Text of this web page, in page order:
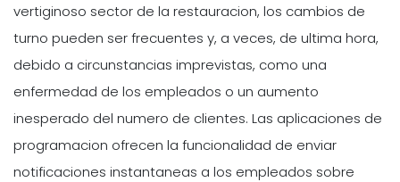
vertiginoso sector de la restauracion, los cambios de
turno pueden ser frecuentes y, a veces, de ultima hora,
debido a circunstancias imprevistas, como una
enfermedad de los empleados o un aumento
inesperado del numero de clientes. Las aplicaciones de
programacion ofrecen la funcionalidad de enviar
notificaciones instantaneas a los empleados sobre